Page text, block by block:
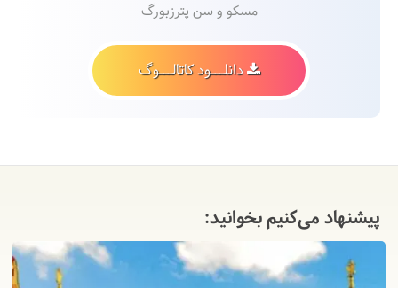
مسکو و سن پترزبورگ
دانلـــود کاتالـــوگ
پیشنهاد می‌کنیم بخوانید: